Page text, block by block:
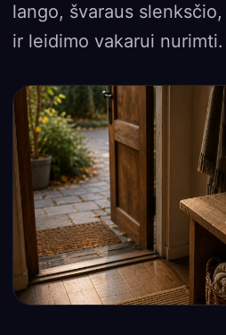
lango, švaraus
ir leidimo vakarui nurimti.